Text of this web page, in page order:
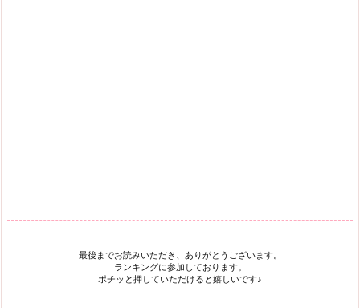
最後までお読みいただき、ありがとうございます。
ランキングに参加しております。
ポチッと押していただけると嬉しいです♪